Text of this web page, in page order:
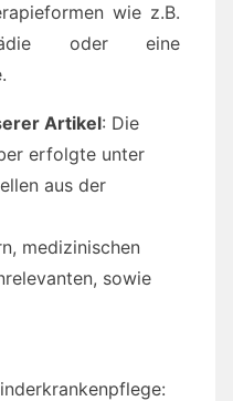
wie z.B.
oder eine
Artikel: Die
erfolgte unter
aus der
medizinischen
sowie